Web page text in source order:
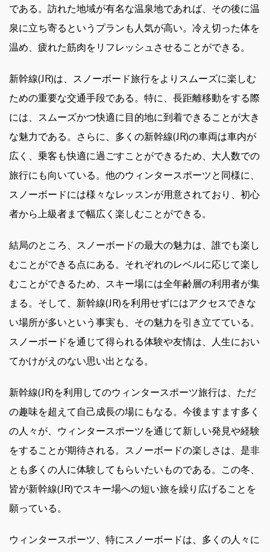
である。訪れた地域が有名な温泉地であれば、その後に温
泉に立ち寄るというプランも人気が高い。冷え切った体を
温め、疲れた筋肉をリフレッシュさせることができる。
新幹線(JR)は、スノーボード旅行をよりスムーズに楽しむ
ための重要な交通手段である。特に、長距離移動をする際
には、スムーズかつ快適に目的地に到着できることが大き
な魅力である。さらに、多くの新幹線(JR)の車両は車内が
広く、乗客も快適に過ごすことができるため、大人数での
旅行にも向いている。他のウィンタースポーツと同様に、
スノーボードには様々なレッスンが用意されており、初心
者から上級者まで幅広く楽しむことができる。
結局のところ、スノーボードの最大の魅力は、誰でも楽し
むことができる点にある。それぞれのレベルに応じて楽し
むことができるため、スキー場には全年齢層の利用者が集
まる。そして、新幹線(JR)を利用せずにはアクセスできな
い場所が多いという事実も、その魅力を引き立てている。
スノーボードを通じて得られる体験や友情は、人生におい
てかけがえのない思い出となる。
新幹線(JR)を利用してのウィンタースポーツ旅行は、ただ
の趣味を超えて自己成長の場にもなる。今後ますます多く
の人々が、ウィンタースポーツを通じて新しい発見や経験
をすることが期待される。スノーボードの楽しさは、是非
とも多くの人に体験してもらいたいものである。この冬、
皆が新幹線(JR)でスキー場への短い旅を繰り広げることを
願っている。
ウィンタースポーツ、特にスノーボードは、多くの人々に